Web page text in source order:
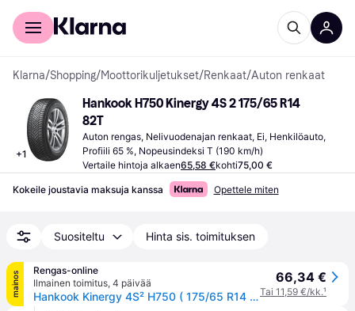
Kuluttajille
Klarna/Shopping/Moottorikuljetukset/Renkaat/Auton renkaat
+1
Hankook H750 Kinergy 4S 2 175/65 R14
82T
Auton rengas, Nelivuodenajan renkaat, Ei, Henkilöauto,
Profiili 65 %, Nopeusindeksi T (190 km/h)
Vertaile hintoja alkaen65,58 €kohti75,00 €
Kokeile joustavia maksuja kanssa Opettele miten
Suositeltu Hinta sis. toimituksen
mainos
Rengas-online
Ilmainen toimitus, 4 päivää
Hankook Kinergy 4S² H750 ( 175/65 R14 82T 4PR SBL )
66,34 €
Tai 11,59 €/kk.¹